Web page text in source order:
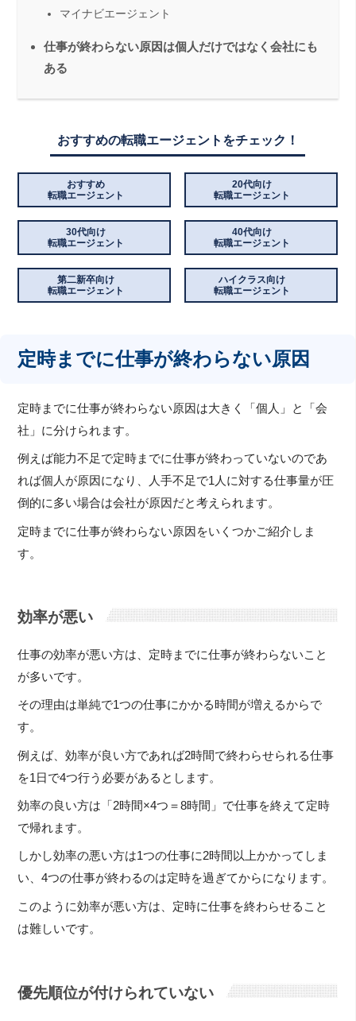
マイナビエージェント
仕事が終わらない原因は個人だけではなく会社にも
ある
おすすめの転職エージェントをチェック！
おすすめ
転職エージェント
20代向け
転職エージェント
30代向け
転職エージェント
40代向け
転職エージェント
第二新卒向け
転職エージェント
ハイクラス向け
転職エージェント
定時までに仕事が終わらない原因
定時までに仕事が終わらない原因は大きく「個人」と「会
社」に分けられます。
例えば能力不足で定時までに仕事が終わっていないのであ
れば個人が原因になり、人手不足で1人に対する仕事量が圧
倒的に多い場合は会社が原因だと考えられます。
定時までに仕事が終わらない原因をいくつかご紹介しま
す。
効率が悪い
仕事の効率が悪い方は、定時までに仕事が終わらないこと
が多いです。
その理由は単純で1つの仕事にかかる時間が増えるからで
す。
例えば、効率が良い方であれば2時間で終わらせられる仕事
を1日で4つ行う必要があるとします。
効率の良い方は「2時間×4つ＝8時間」で仕事を終えて定時
で帰れます。
しかし効率の悪い方は1つの仕事に2時間以上かかってしま
い、4つの仕事が終わるのは定時を過ぎてからになります。
このように効率が悪い方は、定時に仕事を終わらせること
は難しいです。
優先順位が付けられていない